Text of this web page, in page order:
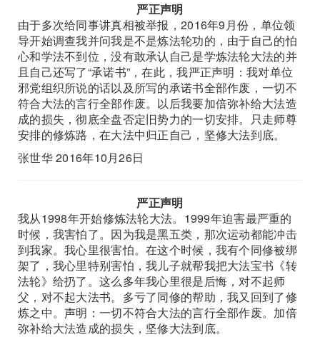
严正声明
由于多次给同事讲真相被举报，2016年9月份，单位领
导开始调查我并问我是不是炼法轮功的，由于自己的怕
心和学法不到位，没有敢承认自己是学炼法轮大法的并
且自己还写了“承诺书”，在此，我严正声明：我对单位
邪党组织所说的话以及所写的承诺书全部作废，一切不
符合大法的言行全部作废。以后我要加倍弥补给大法造
成的损失，彻底全盘否定旧势力的一切安排。只走师尊
安排的修炼路，在大法中归正自己，坚修大法到底。
张世华 2016年10月26日
严正声明
我从1998年开始修炼法轮大法。1999年迫害最严重的
时候，我害怕了。因为我是黑五类，那次运动都能冲击
到我家。我心里很害怕。在这个时候，我有个同修被绑
架了，我心里特别害怕，我儿子就帮我把大法宝书《转
法轮》给扔了。这么多年我心里很是后悔，对不起师
父，对不起大法书。多亏了同修的帮助，我又回到了修
炼之中。声明：一切不符合大法的言行全部作废。加倍
弥补给大法造成的损失，坚修大法到底。